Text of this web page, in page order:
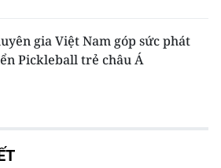
gia Việt Nam góp sức phát
Pickleball trẻ châu Á